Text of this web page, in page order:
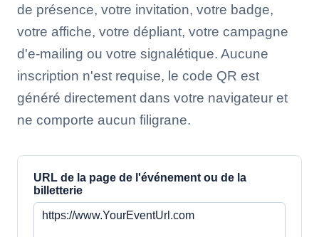
de présence, votre invitation, votre badge,
votre affiche, votre dépliant, votre campagne
d'e-mailing ou votre signalétique. Aucune
inscription n'est requise, le code QR est
généré directement dans votre navigateur et
ne comporte aucun filigrane.
URL de la page de l'événement ou de la
billetterie